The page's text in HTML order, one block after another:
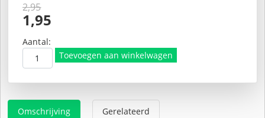
2,95
Oorspronkelijke
prijs
was:
€2,95.
1,95
Huidige
prijs
is:
€1,95.
Aantal:
Toevoegen aan winkelwagen
Omschrijving Gerelateerd